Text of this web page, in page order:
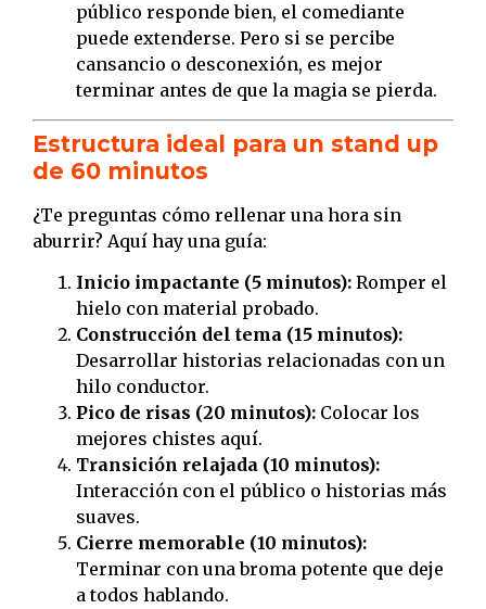
público responde bien, el comediante
puede extenderse. Pero si se percibe
cansancio o desconexión, es mejor
terminar antes de que la magia se pierda.
Estructura ideal para un stand up
de 60 minutos
¿Te preguntas cómo rellenar una hora sin
aburrir? Aquí hay una guía:
Inicio impactante (5 minutos): Romper el
hielo con material probado.
Construcción del tema (15 minutos):
Desarrollar historias relacionadas con un
hilo conductor.
Pico de risas (20 minutos): Colocar los
mejores chistes aquí.
Transición relajada (10 minutos):
Interacción con el público o historias más
suaves.
Cierre memorable (10 minutos):
Terminar con una broma potente que deje
a todos hablando.